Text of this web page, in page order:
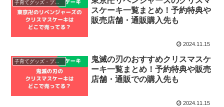
子育てグッズ・プレゼント
スケーキ一覧まとめ！予約特典や
販売店舗・通販購入先も
2024.11.15
子育てグッズ・プレゼント
鬼滅の刃のおすすめクリスマスケ
ーキ一覧まとめ！予約特典や販売
店舗・通販での購入先も
2024.11.15